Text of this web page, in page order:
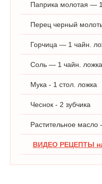
Паприка молотая —
Перец черный
Горчица — 1 чайн.
Соль — 1 чайн. ложка
Мука - 1 стол. ложка
Чеснок - 2 зубчика
Растительное масло
ВИДЕО РЕЦЕПТЫ